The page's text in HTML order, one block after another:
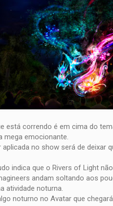
está correndo é em cima do
mega emocionante.
no show será de deixar
indica que o Rivers of Light
andam soltando aos
atividade noturna.
noturno no Avatar que